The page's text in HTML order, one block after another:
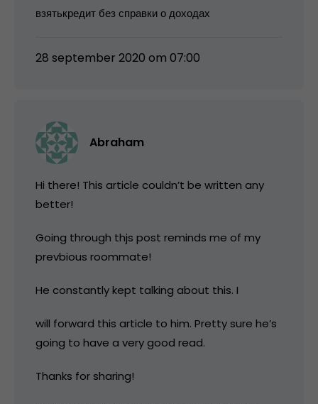
взятькредит без справки о доходах
28 september 2020 om 07:00
Abraham
Hi there! This article couldn’t be written any
better!
Going through thjs post reminds me of my
prevbious roommate!
He constantly kept talking about this. I
will forward this article to him. Pretty sure he’s
going to have a very good read.
Thanks for sharing!